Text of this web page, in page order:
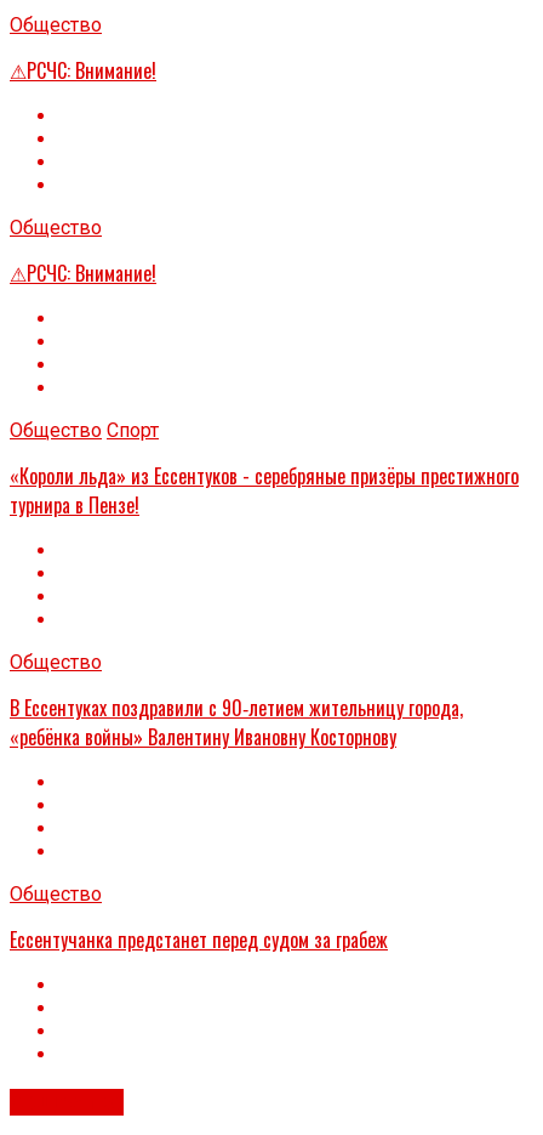
Общество
⚠РСЧС: Внимание!
Общество
⚠РСЧС: Внимание!
Общество Спорт
«Короли льда» из Ессентуков - серебряные призёры престижного
турнира в Пензе!
Общество
В Ессентуках поздравили с 90‑летием жительницу города,
«ребёнка войны» Валентину Ивановну Косторнову
Общество
Ессентучанка предстанет перед судом за грабеж